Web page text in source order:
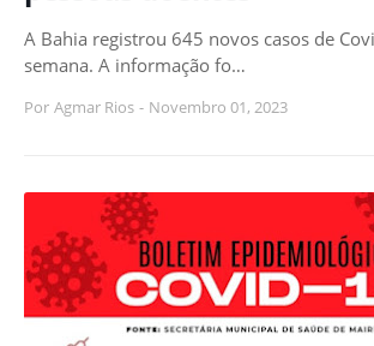
A Bahia registrou 645 novos casos de
semana. A informação fo…
Por Agmar Rios - Novembro 01, 2023